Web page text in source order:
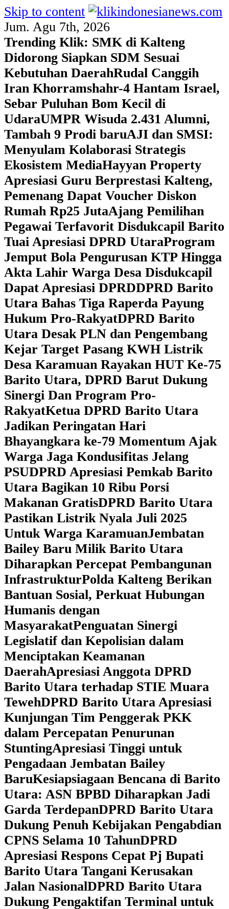
Skip to content
Jum. Agu 7th, 2026
Trending Klik: SMK di Kalteng
Didorong Siapkan SDM Sesuai
Kebutuhan DaerahRudal Canggih
Iran Khorramshahr-4 Hantam Israel,
Sebar Puluhan Bom Kecil di
UdaraUMPR Wisuda 2.431 Alumni,
Tambah 9 Prodi baruAJI dan SMSI:
Menyulam Kolaborasi Strategis
Ekosistem MediaHayyan Property
Apresiasi Guru Berprestasi Kalteng,
Pemenang Dapat Voucher Diskon
Rumah Rp25 JutaAjang Pemilihan
Pegawai Terfavorit Disdukcapil Barito
Tuai Apresiasi DPRD UtaraProgram
Jemput Bola Pengurusan KTP Hingga
Akta Lahir Warga Desa Disdukcapil
Dapat Apresiasi DPRDDPRD Barito
Utara Bahas Tiga Raperda Payung
Hukum Pro-RakyatDPRD Barito
Utara Desak PLN dan Pengembang
Kejar Target Pasang KWH Listrik
Desa Karamuan Rayakan HUT Ke-75
Barito Utara, DPRD Barut Dukung
Sinergi Dan Program Pro-
RakyatKetua DPRD Barito Utara
Jadikan Peringatan Hari
Bhayangkara ke-79 Momentum Ajak
Warga Jaga Kondusifitas Jelang
PSUDPRD Apresiasi Pemkab Barito
Utara Bagikan 10 Ribu Porsi
Makanan GratisDPRD Barito Utara
Pastikan Listrik Nyala Juli 2025
Untuk Warga KaramuanJembatan
Bailey Baru Milik Barito Utara
Diharapkan Percepat Pembangunan
InfrastrukturPolda Kalteng Berikan
Bantuan Sosial, Perkuat Hubungan
Humanis dengan
MasyarakatPenguatan Sinergi
Legislatif dan Kepolisian dalam
Menciptakan Keamanan
DaerahApresiasi Anggota DPRD
Barito Utara terhadap STIE Muara
TewehDPRD Barito Utara Apresiasi
Kunjungan Tim Penggerak PKK
dalam Percepatan Penurunan
StuntingApresiasi Tinggi untuk
Pengadaan Jembatan Bailey
BaruKesiapsiagaan Bencana di Barito
Utara: ASN BPBD Diharapkan Jadi
Garda TerdepanDPRD Barito Utara
Dukung Penuh Kebijakan Pengabdian
CPNS Selama 10 TahunDPRD
Apresiasi Respons Cepat Pj Bupati
Barito Utara Tangani Kerusakan
Jalan NasionalDPRD Barito Utara
Dukung Pengaktifan Terminal untuk